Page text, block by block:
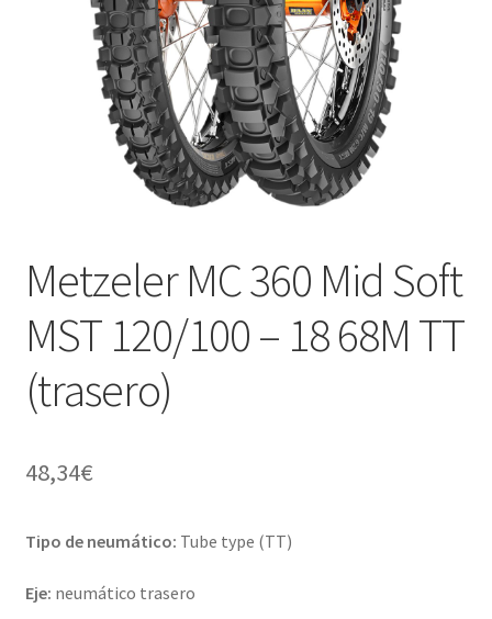
Metzeler MC 360 Mid Soft
MST 120/100 – 18 68M TT
(trasero)
48,34€
Tipo de neumático: Tube type (TT)
Eje: neumático trasero